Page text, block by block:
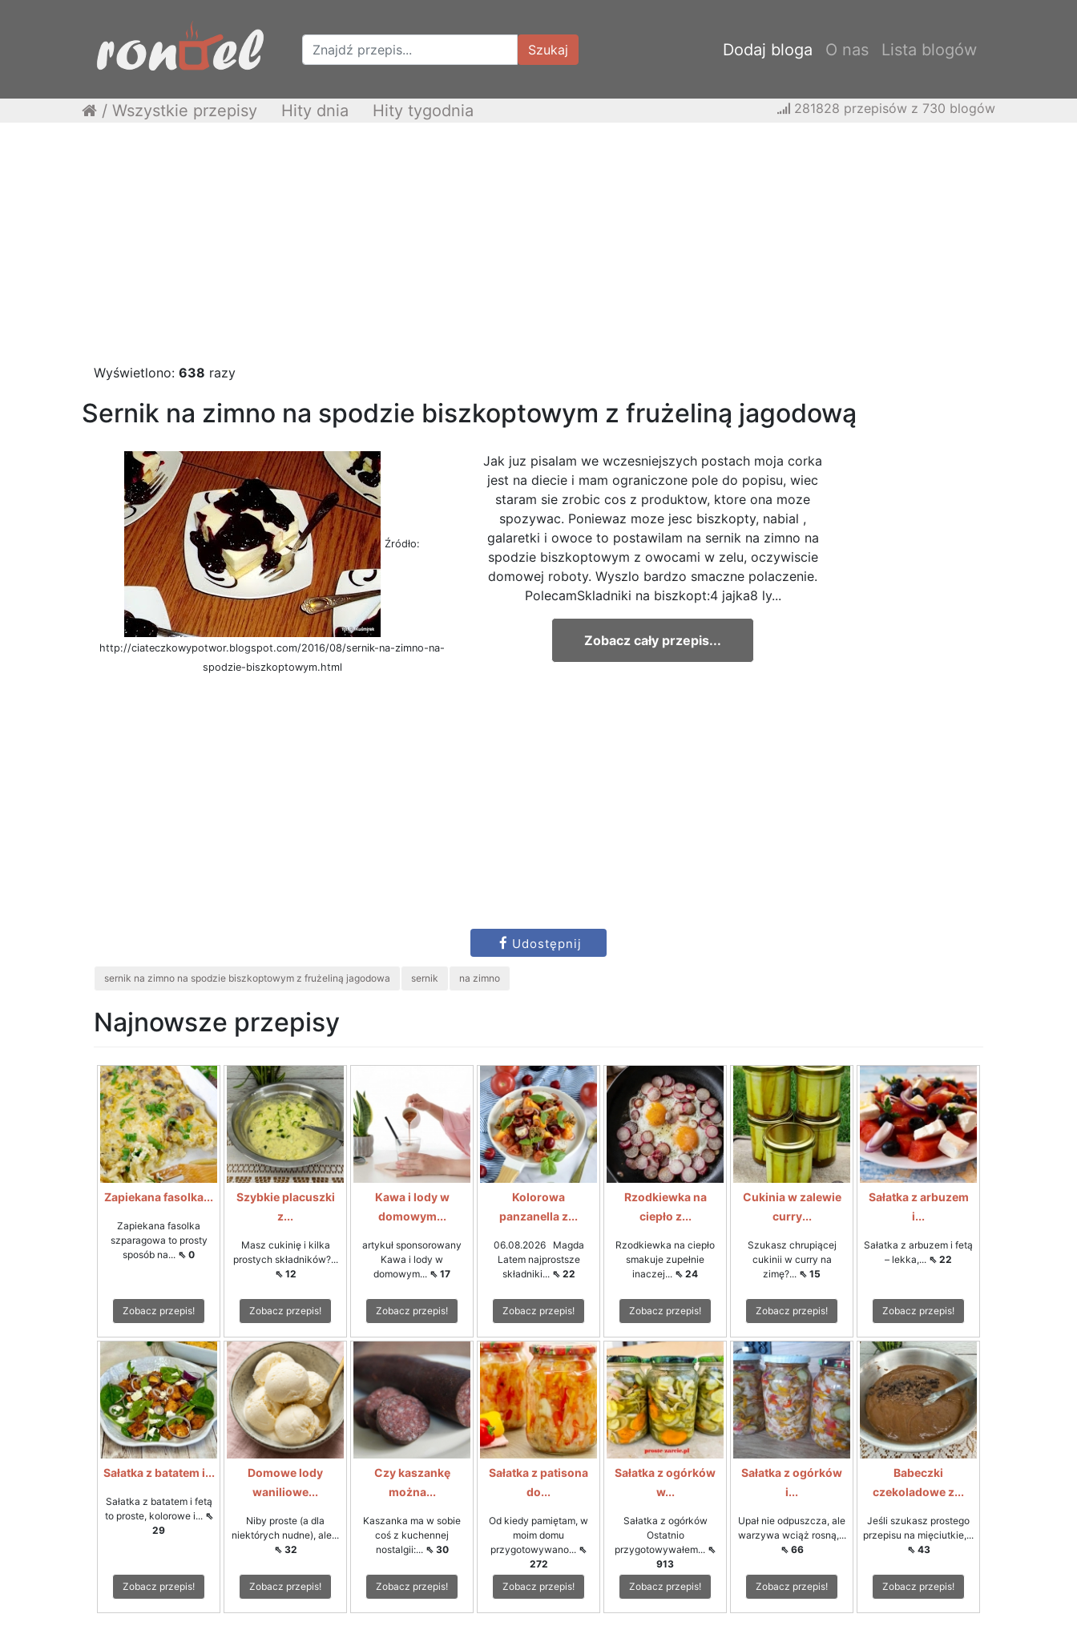
Szukaj Dodaj bloga O nas Lista blogów
/ Wszystkie przepisy Hity dnia Hity tygodnia 281828 przepisów z 730 blogów
Wyświetlono: 638 razy
Sernik na zimno na spodzie biszkoptowym z frużeliną jagodową
Źródło:
http://ciateczkowypotwor.blogspot.com/2016/08/sernik-na-zimno-na-
spodzie-biszkoptowym.html
Jak juz pisalam we wczesniejszych postach moja corka
jest na diecie i mam ograniczone pole do popisu, wiec
staram sie zrobic cos z produktow, ktore ona moze
spozywac. Poniewaz moze jesc biszkopty, nabial ,
galaretki i owoce to postawilam na sernik na zimno na
spodzie biszkoptowym z owocami w zelu, oczywiscie
domowej roboty. Wyszlo bardzo smaczne polaczenie.
PolecamSkladniki na biszkopt:4 jajka8 ly...
Zobacz cały przepis...
Udostępnij
sernik na zimno na spodzie biszkoptowym z frużeliną jagodowa sernik na zimno
Najnowsze przepisy
Zapiekana fasolka...
Zapiekana fasolka
szparagowa to prosty
sposób na... ⇖ 0
Zobacz przepis!
Szybkie placuszki
z...
Masz cukinię i kilka
prostych składników?...
⇖ 12
Zobacz przepis!
Kawa i lody w
domowym...
artykuł sponsorowany
Kawa i lody w
domowym... ⇖ 17
Zobacz przepis!
Kolorowa
panzanella z...
06.08.2026 Magda
Latem najprostsze
składniki... ⇖ 22
Zobacz przepis!
Rzodkiewka na
ciepło z...
Rzodkiewka na ciepło
smakuje zupełnie
inaczej... ⇖ 24
Zobacz przepis!
Cukinia w zalewie
curry...
Szukasz chrupiącej
cukinii w curry na
zimę?... ⇖ 15
Zobacz przepis!
Sałatka z arbuzem
i...
Sałatka z arbuzem i fetą
– lekka,... ⇖ 22
Zobacz przepis!
Sałatka z batatem i...
Sałatka z batatem i fetą
to proste, kolorowe i... ⇖
29
Zobacz przepis!
Domowe lody
waniliowe...
Niby proste (a dla
niektórych nudne), ale...
⇖ 32
Zobacz przepis!
Czy kaszankę
można...
Kaszanka ma w sobie
coś z kuchennej
nostalgii:... ⇖ 30
Zobacz przepis!
Sałatka z patisona
do...
Od kiedy pamiętam, w
moim domu
przygotowywano... ⇖
272
Zobacz przepis!
Sałatka z ogórków
w...
Sałatka z ogórków
Ostatnio
przygotowywałem... ⇖
913
Zobacz przepis!
Sałatka z ogórków
i...
Upał nie odpuszcza, ale
warzywa wciąż rosną,...
⇖ 66
Zobacz przepis!
Babeczki
czekoladowe z...
Jeśli szukasz prostego
przepisu na mięciutkie,...
⇖ 43
Zobacz przepis!